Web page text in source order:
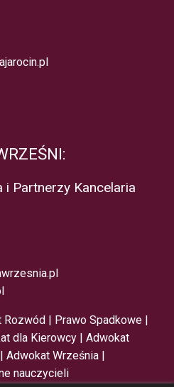
i Partnerzy Kancelaria
Rozwód | Prawo Spadkowe |
dla Kierowcy | Adwokat
| Adwokat Września |
nauczycieli